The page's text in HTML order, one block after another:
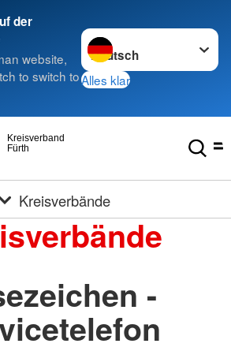
der
website,
to switch to
Sprache wechseln zu
Alles klar
Fürth
Kreisverband
Kreisverbände
-